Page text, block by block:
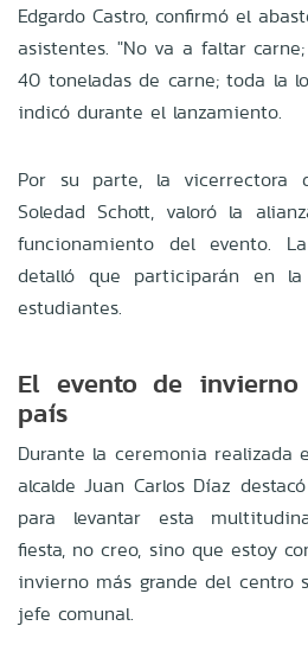
Edgardo Castro, confirmó el
asistentes. "No va a faltar
40 toneladas de carne; toda la
indicó durante el lanzamiento.
Por su parte, la vicerrectora
Soledad Schott, valoró la
funcionamiento del evento.
detalló que participarán en
estudiantes.
El evento de
país
Durante la ceremonia realizada
alcalde Juan Carlos Díaz
para levantar esta
fiesta, no creo, sino que estoy
invierno más grande del centro
jefe comunal.